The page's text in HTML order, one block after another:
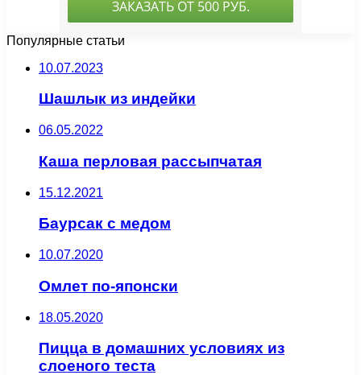
Популярные статьи
10.07.2023
Шашлык из индейки
06.05.2022
Каша перловая рассыпчатая
15.12.2021
Баурсак с медом
10.07.2020
Омлет по-японски
18.05.2020
Пицца в домашних условиях из
слоеного теста